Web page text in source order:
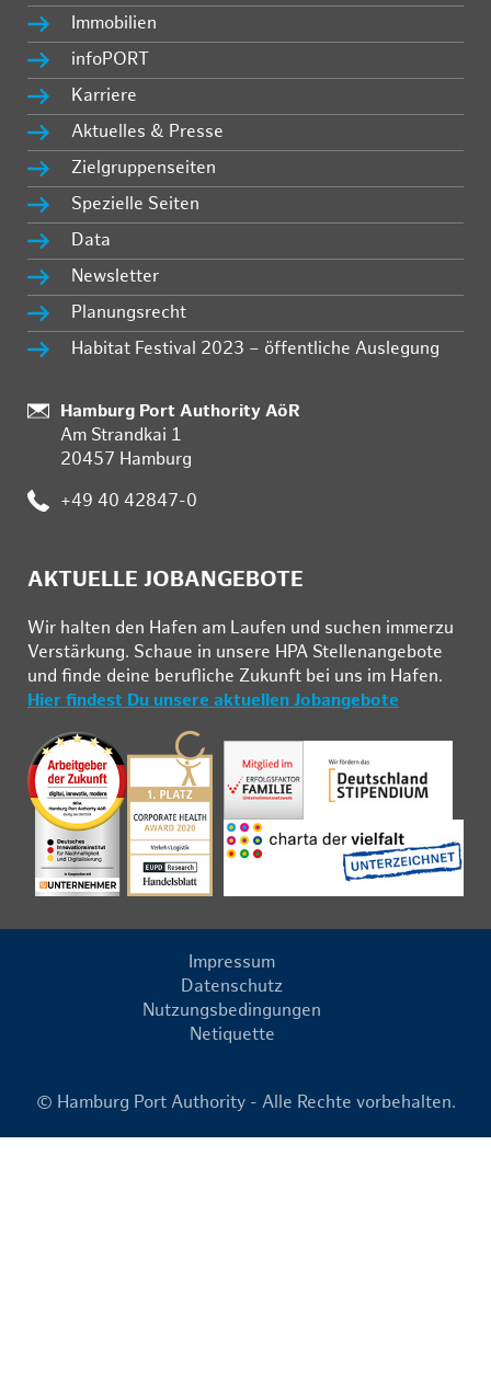
Immobilien
infoPORT
Karriere
Aktuelles & Presse
Zielgruppenseiten
Spezielle Seiten
Data
Newsletter
Planungsrecht
Habitat Festival 2023 – öffentliche Auslegung
Standort:
Hamburg Port Authority AöR
Am Strandkai 1
20457 Hamburg
Telefon:
+49 40 42847-0
AKTUELLE JOBANGEBOTE
Wir hal­ten den Ha­fen am Lau­fen und su­chen im­mer­zu
Ver­stär­kung. Schau­e in un­se­re HPA Stel­len­an­ge­bo­te
und fin­de deine be­ruf­li­che Zu­kunft bei uns im Ha­fen.
Hier findest Du unsere aktuellen Jobangebote
Impressum
Datenschutz
Nutzungsbedingungen
Netiquette
© Hamburg Port Authority - Alle Rechte vorbehalten.